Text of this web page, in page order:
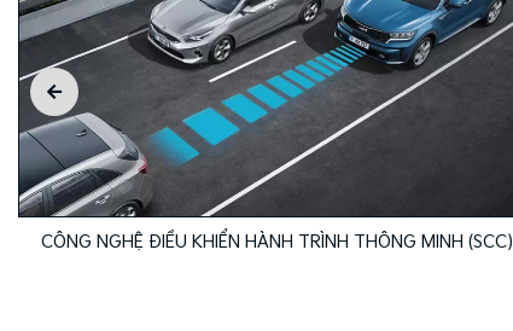
CÔNG NGHỆ ĐIỀU KHIỂN HÀNH TRÌNH THÔNG MINH (SCC)